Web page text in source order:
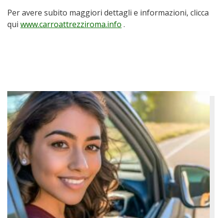
Per avere subito maggiori dettagli e informazioni, clicca
qui www.carroattrezziroma.info .